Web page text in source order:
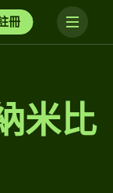
冊
米比